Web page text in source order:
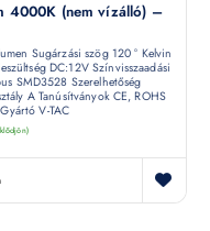
4000K (nem vízálló) –
Sugárzási szög 120 ° Kelvin
DC:12V Színvisszaadási
SMD3528 Szerelhetőség
A Tanúsítványok CE, ROHS
V-TAC